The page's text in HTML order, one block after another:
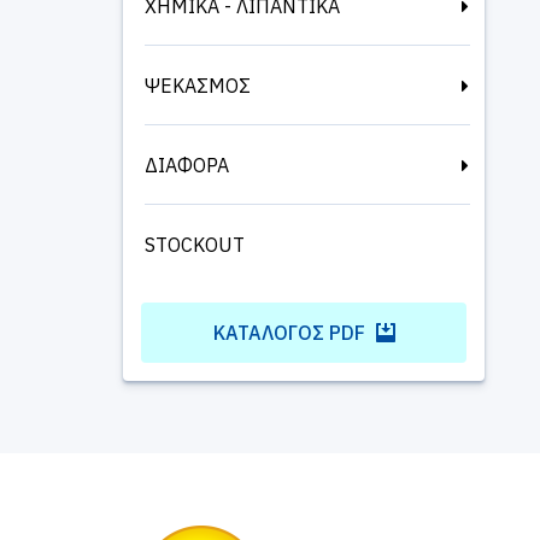
ΧΗΜΙΚΑ - ΛΙΠΑΝΤΙΚΑ
ΨΕΚΑΣΜΟΣ
ΔΙΑΦΟΡΑ
STOCKOUT
ΚΑΤΆΛΟΓΟΣ PDF